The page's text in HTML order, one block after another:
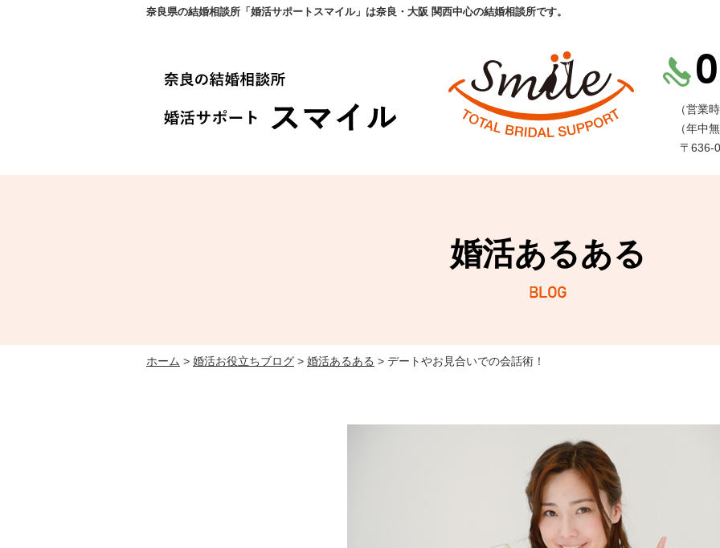
奈良県の結婚相談所「婚活サポートスマイル」は奈良・大阪 関西中心の結婚相談所です。
（営業
（年中
〒636-
婚活あるある
ホーム > 婚活お役立ちブログ > 婚活あるある > デートやお見合いでの会話術！